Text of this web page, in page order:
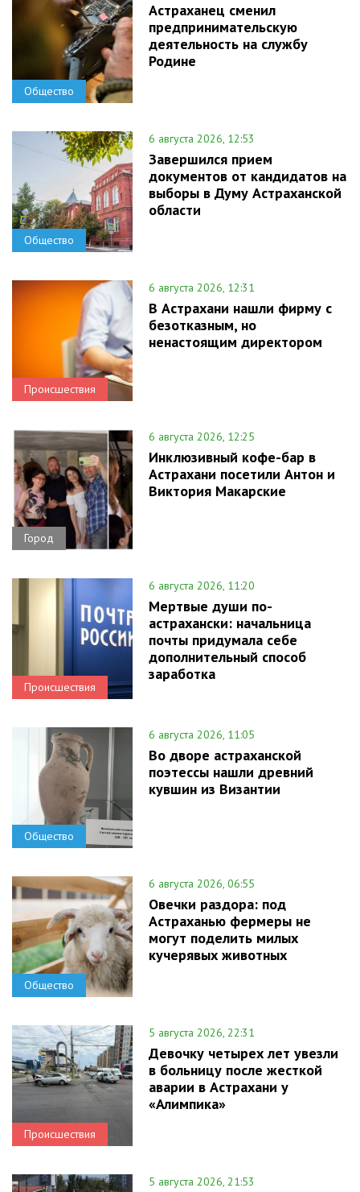
Общество
Астраханец сменил
предпринимательскую
деятельность на службу
Родине
Общество
6 августа 2026, 12:53
Завершился прием
документов от кандидатов на
выборы в Думу Астраханской
области
Происшествия
6 августа 2026, 12:31
В Астрахани нашли фирму с
безотказным, но
ненастоящим директором
Город
6 августа 2026, 12:25
Инклюзивный кофе-бар в
Астрахани посетили Антон и
Виктория Макарские
Происшествия
6 августа 2026, 11:20
Мертвые души по-
астрахански: начальница
почты придумала себе
дополнительный способ
заработка
Общество
6 августа 2026, 11:05
Во дворе астраханской
поэтессы нашли древний
кувшин из Византии
Общество
6 августа 2026, 06:55
Овечки раздора: под
Астраханью фермеры не
могут поделить милых
кучерявых животных
Происшествия
5 августа 2026, 22:31
Девочку четырех лет увезли
в больницу после жесткой
аварии в Астрахани у
«Алимпика»
5 августа 2026, 21:53